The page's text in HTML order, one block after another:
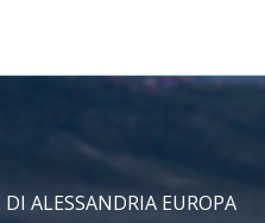
ALESSANDRIA EUROPA